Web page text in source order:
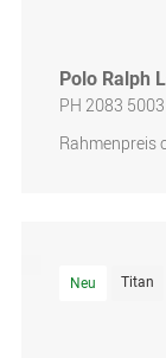
Polo Ralph
PH 2083 5003
Rahmenpreis
Neu Titan